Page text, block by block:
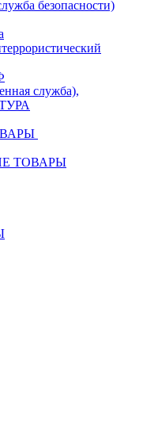
безопасности)
служба),
ТОВАРЫ